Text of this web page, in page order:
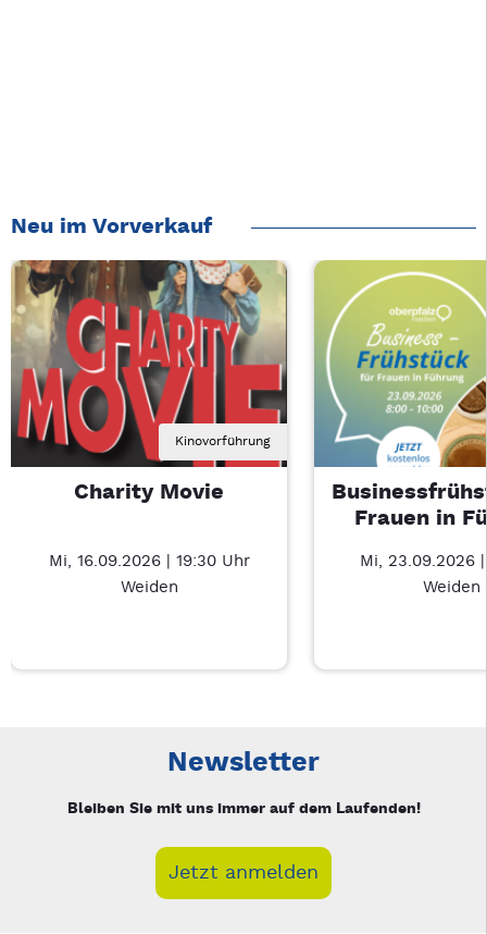
Neu im Vorverkauf
Kinovorführung
Charity Movie
Mi, 16.09.2026 | 19:30 Uhr
Weiden
Frauen in
Mi, 23.09.2026
Weiden
Newsletter
Bleiben Sie mit uns immer auf dem Laufenden!
Jetzt anmelden